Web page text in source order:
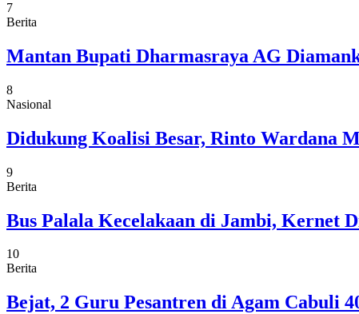
7
Berita
Mantan Bupati Dharmasraya AG
8
Nasional
Didukung Koalisi Besar, Rinto Wardana
9
Berita
Bus Palala Kecelakaan di Jambi, Kernet
10
Berita
Bejat, 2 Guru Pesantren di Agam Cabuli